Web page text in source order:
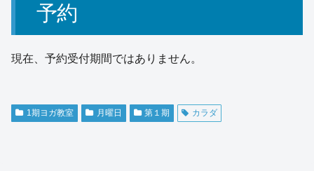
予約
現在、予約受付期間ではありません。
1期ヨガ教室 月曜日 第１期 カラダ